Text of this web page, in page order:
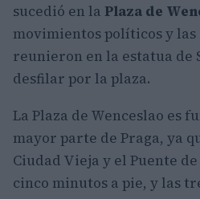
sucedió en la Plaza de
movimientos políticos y las
reunieron en la estatua de
desfilar por la plaza.
La Plaza de Wenceslao es
mayor parte de Praga, ya
Ciudad Vieja y el Puente
cinco minutos a pie, y las